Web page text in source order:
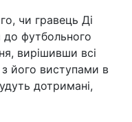
чи гравець Ді
футбольного
вирішивши всі
його виступами в
дотримані,